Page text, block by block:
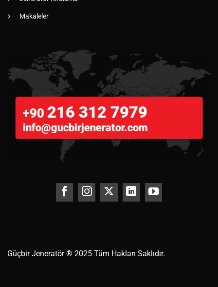
Makaleler
+90 216 312 7979
info@gucbirjenerator.com
GüçbirJeneratör® 2025 Tüm Hakları Saklıdır.